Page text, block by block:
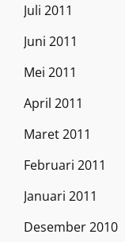
Juli 2011
Juni 2011
Mei 2011
April 2011
Maret 2011
Februari 2011
Januari 2011
Desember 2010